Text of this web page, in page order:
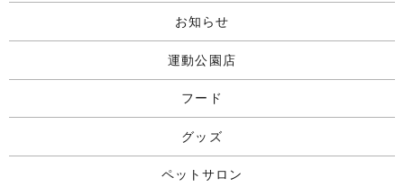
お知らせ
運動公園店
フード
グッズ
ペットサロン